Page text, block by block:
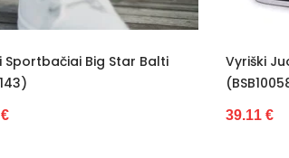
Vyriški Juodi Kedai Big Star
(BSB10058)
39.11 €